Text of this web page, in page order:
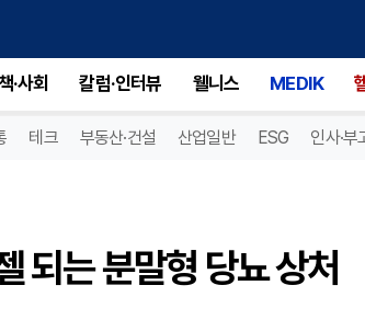
·사회 칼럼·인터뷰 웰니스 MEDIK
테크 부동산·건설 산업일반 ESG 인사·부
되는 분말형 당뇨 상처